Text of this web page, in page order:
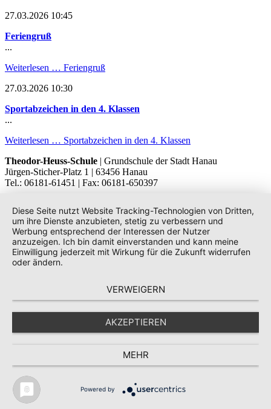
27.03.2026 10:45
Feriengruß
...
Weiterlesen … Feriengruß
27.03.2026 10:30
Sportabzeichen in den 4. Klassen
...
Weiterlesen … Sportabzeichen in den 4. Klassen
Theodor-Heuss-Schule | Grundschule der Stadt Hanau
Jürgen-Sticher-Platz 1 | 63456 Hanau
Tel.: 06181-61451 | Fax: 06181-650397
Diese Seite nutzt Website Tracking-Technologien von Dritten,
um ihre Dienste anzubieten, stetig zu verbessern und
Werbung entsprechend der Interessen der Nutzer
anzuzeigen. Ich bin damit einverstanden und kann meine
Einwilligung jederzeit mit Wirkung für die Zukunft widerrufen
oder ändern.
VERWEIGERN
AKZEPTIEREN
MEHR
Powered by